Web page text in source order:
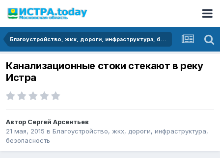
Благоустройство, жкх, дороги, инфраструктура, безопасность
Канализационные стоки стекают в реку
Истра
Автор Сергей Арсентьев
21 мая, 2015 в Благоустройство, жкх, дороги, инфраструктура,
безопасность